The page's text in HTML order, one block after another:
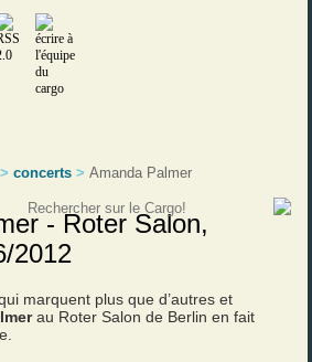
>concerts >Amanda Palmer
- Roter Salon,
2012
marquent plus que d’autres et
au Roter Salon de Berlin en fait